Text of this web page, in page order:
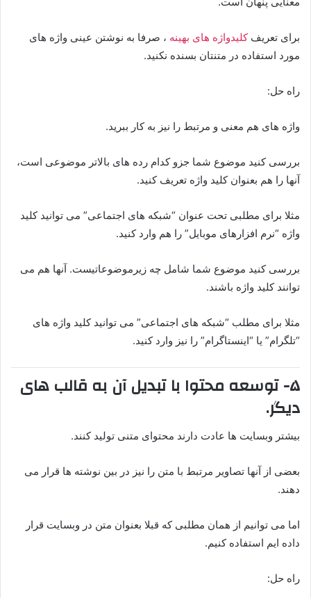
برای تعریفکلیدواژه های بهینه ، صرفا به نوشتن عینی واژه های
مورد استفاده در متنتان بسنده نکنید.
راه حل:
واژه های هم معنی و مرتبط را نیز به کار ببرید.
بررسی کنید موضوع شما جزو کدام رده های بالاتر موضوعی است،
آنها را هم بعنوان کلید واژه تعریف کنید.
مثلا برای مطلبی تحت عنوان “شبکه های اجتماعی” می توانید کلید
واژه “نرم افزارهای موبایل” را هم وارد کنید.
بررسی کنید موضوع شما شامل چه زیرموضوعاتیست. آنها هم می
توانند کلید واژه باشند.
مثلا برای مطلب “شبکه های اجتماعی” می توانید کلید واژه های
“تلگرام” یا “اینستاگرام” را نیز وارد کنید.
۵- توسعه محتوا با تبدیل آن به قالب های
دیگر.
بیشتر وبسایت ها عادت دارند محتوای متنی تولید کنند.
بعضی از آنها تصاویر مرتبط با متن را نیز در بین نوشته ها قرار می
دهند.
اما می توانیم از همان مطلبی که قبلا بعنوان متن در وبسایت قرار
داده ایم استفاده کنیم.
راه حل: